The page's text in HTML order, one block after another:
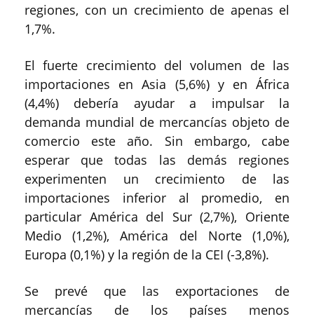
regiones, con un crecimiento de apenas el
1,7%.
El fuerte crecimiento del volumen de las
importaciones en Asia (5,6%) y en África
(4,4%) debería ayudar a impulsar la
demanda mundial de mercancías objeto de
comercio este año. Sin embargo, cabe
esperar que todas las demás regiones
experimenten un crecimiento de las
importaciones inferior al promedio, en
particular América del Sur (2,7%), Oriente
Medio (1,2%), América del Norte (1,0%),
Europa (0,1%) y la región de la CEI (-3,8%).
Se prevé que las exportaciones de
mercancías de los países menos